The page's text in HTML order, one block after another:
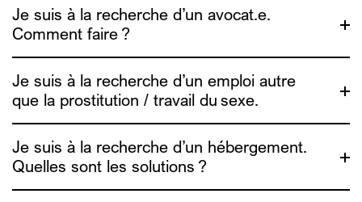
fairwork.be
ADDE
Je suis à la recherche d’un avocat.e.
Comment faire ?
Je suis à la recherche d’un emploi autre
que la prostitution / travail du sexe.
Je suis à la recherche d’un hébergement.
Quelles sont les solutions ?